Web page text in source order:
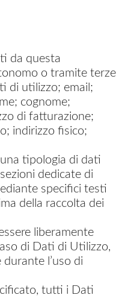
da questa
o tramite terze
di utilizzo; email;
cognome;
di fatturazione;
indirizzo fisico;
tipologia di dati
dedicate di
specifici testi
della raccolta dei
liberamente
di Dati di Utilizzo,
l’uso di
tutti i Dati